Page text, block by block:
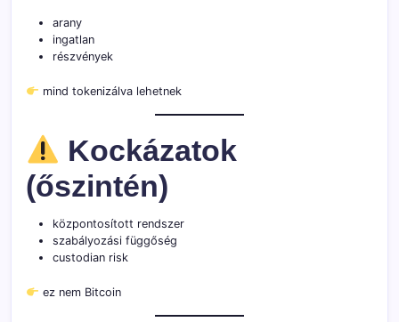
arany
ingatlan
részvények
mind tokenizálva lehetnek
Kockázatok
(őszintén)
központosított rendszer
szabályozási függőség
custodian risk
ez nem Bitcoin